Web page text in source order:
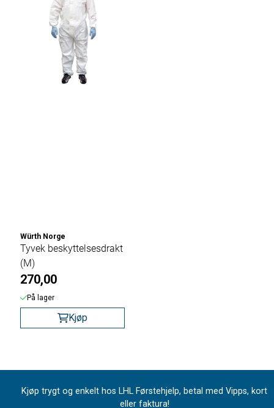
Würth Norge
Tyvek beskyttelsesdrakt
(M)
270,00
På lager
Kjøp
Kjøp trygt og enkelt hos LHL Førstehjelp, betal med Vipps, kort
eller faktura!